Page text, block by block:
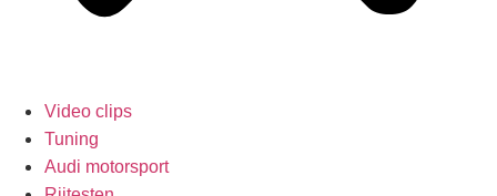
Video clips
Tuning
Audi motorsport